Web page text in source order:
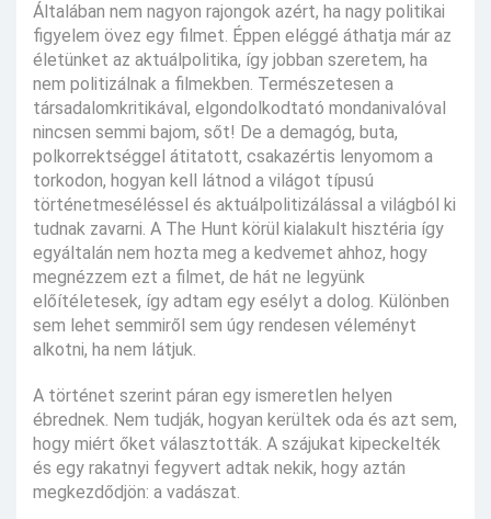
Általában nem nagyon rajongok azért, ha nagy politikai
figyelem övez egy filmet. Éppen eléggé áthatja már az
életünket az aktuálpolitika, így jobban szeretem, ha
nem politizálnak a filmekben. Természetesen a
társadalomkritikával, elgondolkodtató mondanivalóval
nincsen semmi bajom, sőt! De a demagóg, buta,
polkorrektséggel átitatott, csakazértis lenyomom a
torkodon, hogyan kell látnod a világot típusú
történetmeséléssel és aktuálpolitizálással a világból ki
tudnak zavarni. A The Hunt körül kialakult hisztéria így
egyáltalán nem hozta meg a kedvemet ahhoz, hogy
megnézzem ezt a filmet, de hát ne legyünk
előítéletesek, így adtam egy esélyt a dolog. Különben
sem lehet semmiről sem úgy rendesen véleményt
alkotni, ha nem látjuk.
A történet szerint páran egy ismeretlen helyen
ébrednek. Nem tudják, hogyan kerültek oda és azt sem,
hogy miért őket választották. A szájukat kipeckelték
és egy rakatnyi fegyvert adtak nekik, hogy aztán
megkezdődjön: a vadászat.